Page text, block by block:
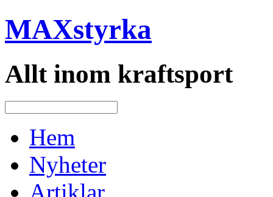
MAXstyrka
Allt inom kraftsport
Hem
Nyheter
Artiklar